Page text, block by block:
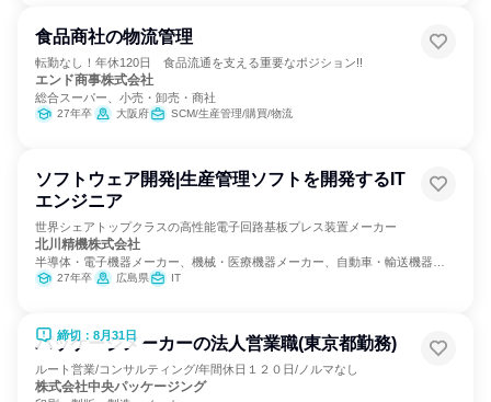
食品商社の物流管理
転勤なし！年休120日 食品流通を支える重要なポジション!!
エンド商事株式会社
総合スーパー、小売・卸売・商社
27年卒 大阪府 SCM/生産管理/購買/物流
ソフトウェア開発|生産管理ソフトを開発するIT
エンジニア
世界シェアトップクラスの高性能電子回路基板プレス装置メーカー
北川精機株式会社
半導体・電子機器メーカー、機械・医療機器メーカー、自動車・輸送機器メ
ーカー27年卒 広島県 IT
締切：8月31日
パッケージメーカーの法人営業職(東京都勤務)
ルート営業/コンサルティング/年間休日１２０日/ノルマなし
株式会社中央パッケージング